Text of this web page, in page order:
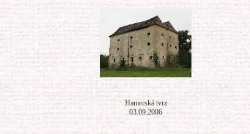
Hamerská tvrz
03.09.2006